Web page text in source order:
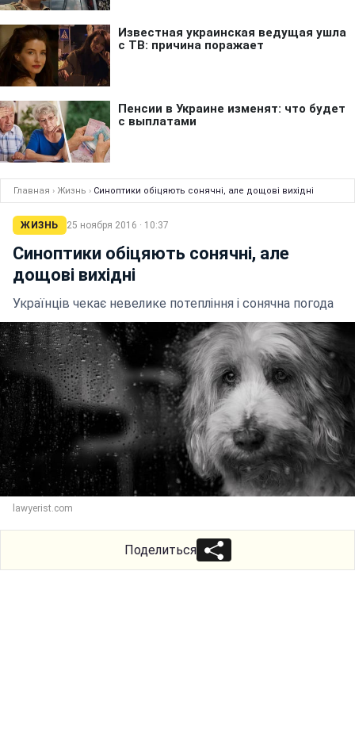
Главная › Жизнь › Синоптики обіцяють сонячні, але дощові вихідні
ЖИЗНЬ 25 ноября 2016 · 10:37
Синоптики обіцяють сонячні, але
дощові вихідні
Українців чекає невелике потепління і сонячна погода
lawyerist.com
Поделиться